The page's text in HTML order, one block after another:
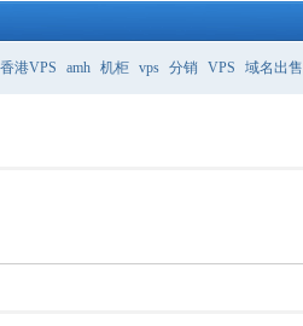
香港VPS amh 机柜 vps 分销 VPS 域名出售